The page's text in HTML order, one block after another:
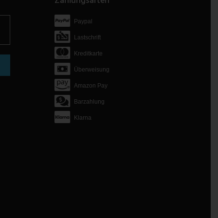
Paypal
Lastschrift
Kreditkarte
Überweisung
Amazon Pay
Barzahlung
Klarna